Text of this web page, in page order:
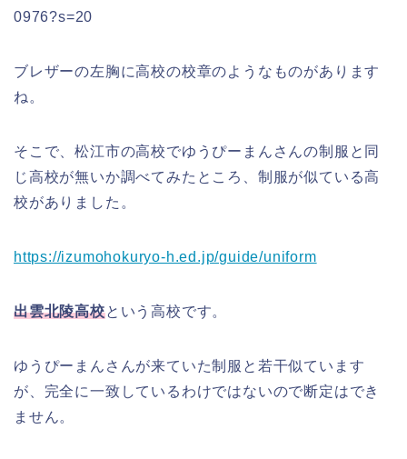
0976?s=20
ブレザーの左胸に高校の校章のようなものがあります
ね。
そこで、松江市の高校でゆうぴーまんさんの制服と同
じ高校が無いか調べてみたところ、制服が似ている高
校がありました。
https://izumohokuryo-h.ed.jp/guide/uniform
出雲北陵高校という高校です。
ゆうぴーまんさんが来ていた制服と若干似ています
が、完全に一致しているわけではないので断定はでき
ません。